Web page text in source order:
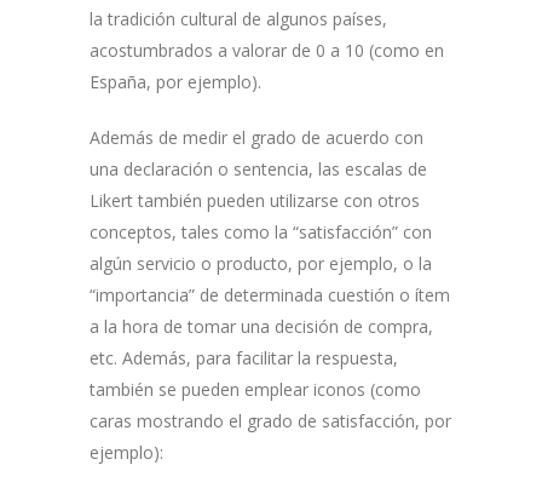
la tradición cultural de algunos países,
acostumbrados a valorar de 0 a 10 (como en
España, por ejemplo).
Además de medir el grado de acuerdo con
una declaración o sentencia, las escalas de
Likert también pueden utilizarse con otros
conceptos, tales como la “satisfacción” con
algún servicio o producto, por ejemplo, o la
“importancia” de determinada cuestión o ítem
a la hora de tomar una decisión de compra,
etc. Además, para facilitar la respuesta,
también se pueden emplear iconos (como
caras mostrando el grado de satisfacción, por
ejemplo):